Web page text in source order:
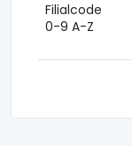
Filialcode
0-9 A-Z